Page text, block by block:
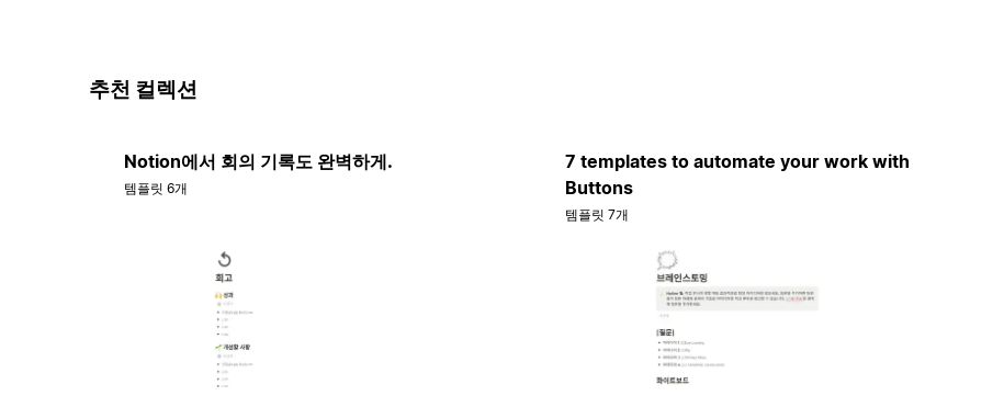
추천 컬렉션
Notion에서 회의 기록도 완벽하게.
템플릿 6개
7 templates to automate your work with
Buttons
템플릿 7개